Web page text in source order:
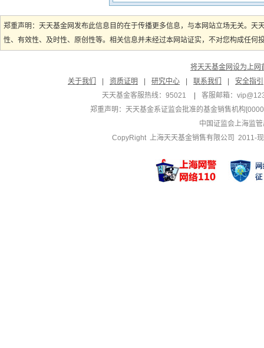
郑重声明：天天基金网发布此信息目的在于传播更多信息，与本网站立场无关。
性、有效性、及时性、原创性等。相关信息并未经过本网站证实，不对您构成任
将天天基金网设为上网
关于我们
资质证明 研究中心 联系我们
安全指引
天天基金客服热线：95021
客服邮箱：
郑重声明：天天基金系证监会批准的基金销售机构
中国证监会上海监
CopyRight 上海天天基金销售有限公司 2011-